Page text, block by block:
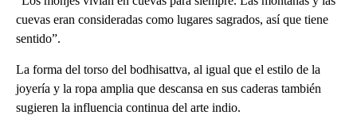
cuevas eran consideradas como lugares sagrados, así que tiene
sentido”.
La forma del torso del bodhisattva, al igual que el estilo de la
joyería y la ropa amplia que descansa en sus caderas también
sugieren la influencia continua del arte indio.